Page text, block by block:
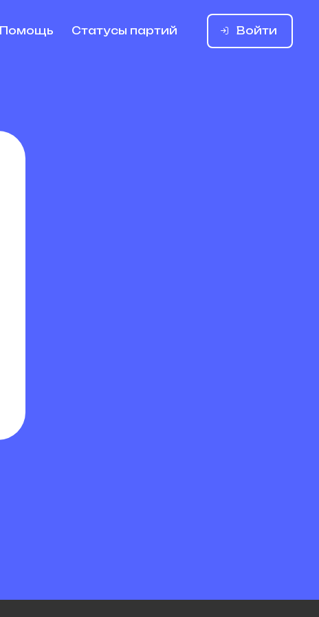
Помощь Статусы партий Войти